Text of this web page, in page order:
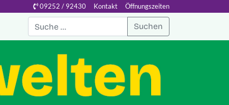
09252 / 92430 Kontakt Öffnungszeiten
Suchen